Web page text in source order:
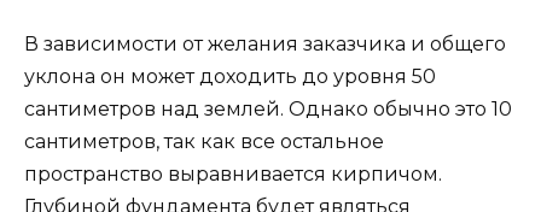
В зависимости от желания заказчика и общего
уклона он может доходить до уровня 50
сантиметров над землей. Однако обычно это 10
сантиметров, так как все остальное
пространство выравнивается кирпичом.
Глубиной фундамента будет являться